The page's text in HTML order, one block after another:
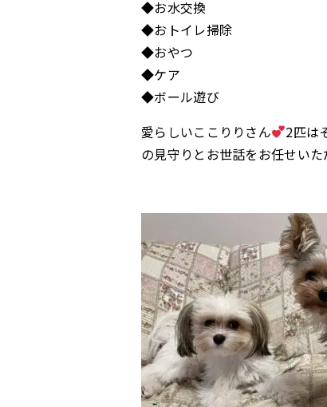
◆お水交換
◆おトイレ掃除
◆おやつ
◆ケア
◆ボール遊び
愛らしいここりりさん
2匹は
の見守りとお世話をお任せいた